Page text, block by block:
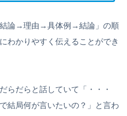
結論→理由→具体例→結論」の順
わかりやすく伝えることができ
らだらと話していて「・・・
結局何が言いたいの？」と言わ